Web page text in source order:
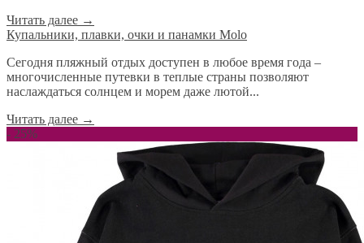
Читать далее →
Купальники, плавки, очки и панамки Molo
Сегодня пляжный отдых доступен в любое время года –
многочисленные путевки в теплые страны позволяют
наслаждаться солнцем и морем даже лютой...
Читать далее →
- 25%